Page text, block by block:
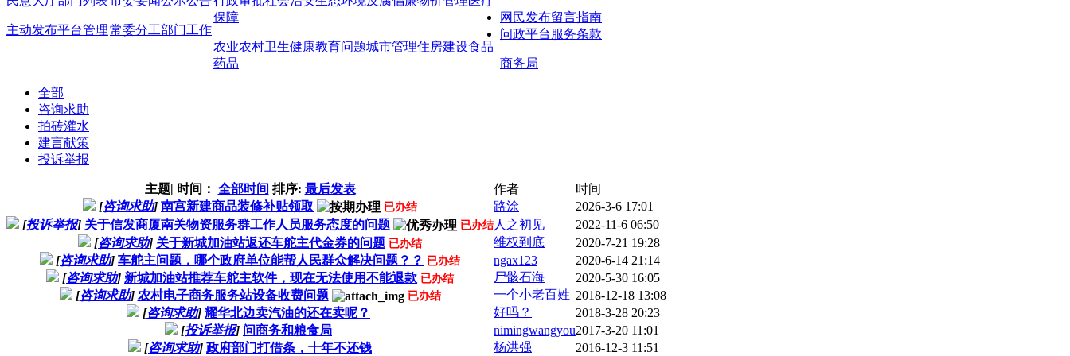
主动发布平台管理常委分工部门工作
保障
农业农村卫生健康教育问题城市管理住房建设食品
药品
网民发布留言指南
问政平台服务条款
商务局
全部
咨询求助
拍砖灌水
建言献策
投诉举报
主题| 时间： 全部时间 排序: 最后发表 作者
时间
[咨询求助] 南宫新建商品装修补贴领取 已办结 路涂
2026-3-6 17:01
[投诉举报] 关于信发商厦南关物资服务群工作人员服务态度的问题 已办结人之初见
2022-11-6 06:50
[咨询求助] 关于新城加油站返还车舵主代金券的问题 已办结 维权到底
2020-7-21 19:28
[咨询求助] 车舵主问题，哪个政府单位能帮人民群众解决问题？？ 已办结 ngax123
2020-6-14 21:14
[咨询求助] 新城加油站推荐车舵主软件，现在无法使用不能退款 已办结 尸骸石海
2020-5-30 16:05
[咨询求助] 农村电子商务服务站设备收费问题 已办结 一个小老百姓 2018-12-18 13:08
[咨询求助] 耀华北边卖汽油的还在卖呢？ 好吗？
2018-3-28 20:23
[投诉举报] 问商务和粮食局 nimingwangyou2017-3-20 11:01
[咨询求助] 政府部门打借条，十年不还钱 杨洪强 2016-12-3 11:51